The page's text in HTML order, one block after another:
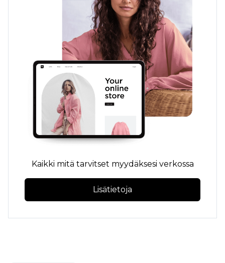
Kaikki mitä tarvitset myydäksesi verkossa
Lisätietoja